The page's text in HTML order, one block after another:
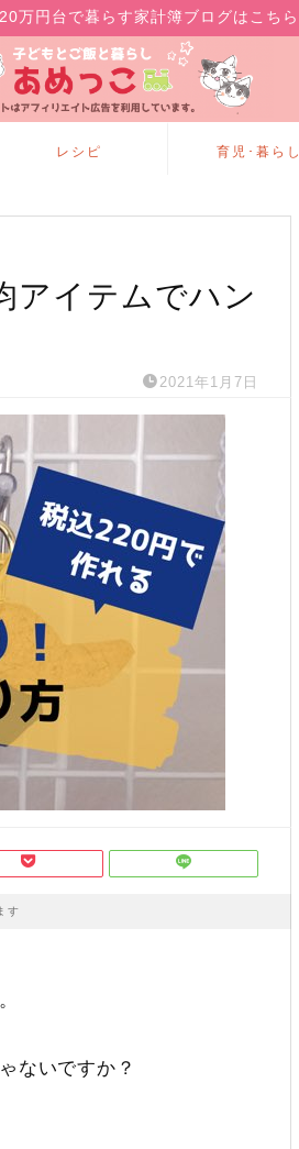
万円台で暮らす家計簿ブログはこちら
レシピ 育児･暮らし
アイテムでハン
2021年1月7日
す
ないですか？